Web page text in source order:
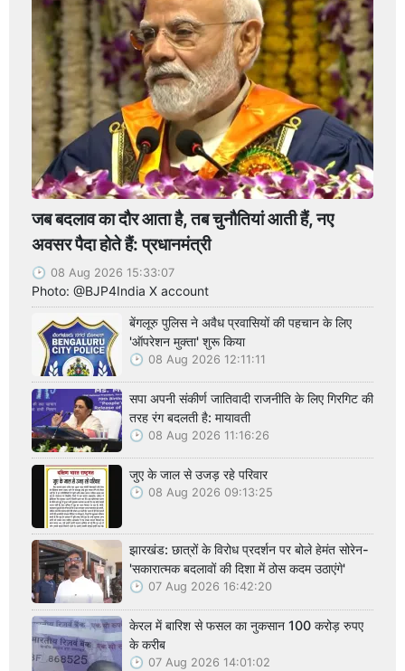
जब बदलाव का दौर आता है, तब चुनौतियां आती हैं, नए
अवसर पैदा होते हैं: प्रधानमंत्री
08 Aug 2026 15:33:07
Photo: @BJP4India X account
बेंगलूरु पुलिस ने अवैध प्रवासियों की पहचान के लिए
'ऑपरेशन मुक्ता' शुरू किया
08 Aug 2026 12:11:11
सपा अपनी संकीर्ण जातिवादी राजनीति के लिए गिरगिट की
तरह रंग बदलती है: मायावती
08 Aug 2026 11:16:26
जुए के जाल से उजड़ रहे परिवार
08 Aug 2026 09:13:25
झारखंड: छात्रों के विरोध प्रदर्शन पर बोले हेमंत सोरेन-
'सकारात्मक बदलावों की दिशा में ठोस कदम उठाएंगे'
07 Aug 2026 16:42:20
केरल में बारिश से फसल का नुकसान 100 करोड़ रुपए
के करीब
07 Aug 2026 14:01:02